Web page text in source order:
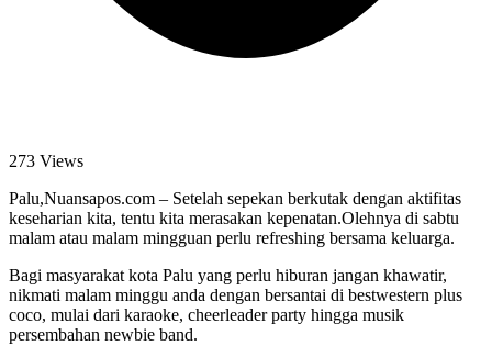
273 Views
Palu,Nuansapos.com – Setelah sepekan berkutak dengan aktifitas
keseharian kita, tentu kita merasakan kepenatan.Olehnya di sabtu
malam atau malam mingguan perlu refreshing bersama keluarga.
Bagi masyarakat kota Palu yang perlu hiburan jangan khawatir,
nikmati malam minggu anda dengan bersantai di bestwestern plus
coco, mulai dari karaoke, cheerleader party hingga musik
persembahan newbie band.